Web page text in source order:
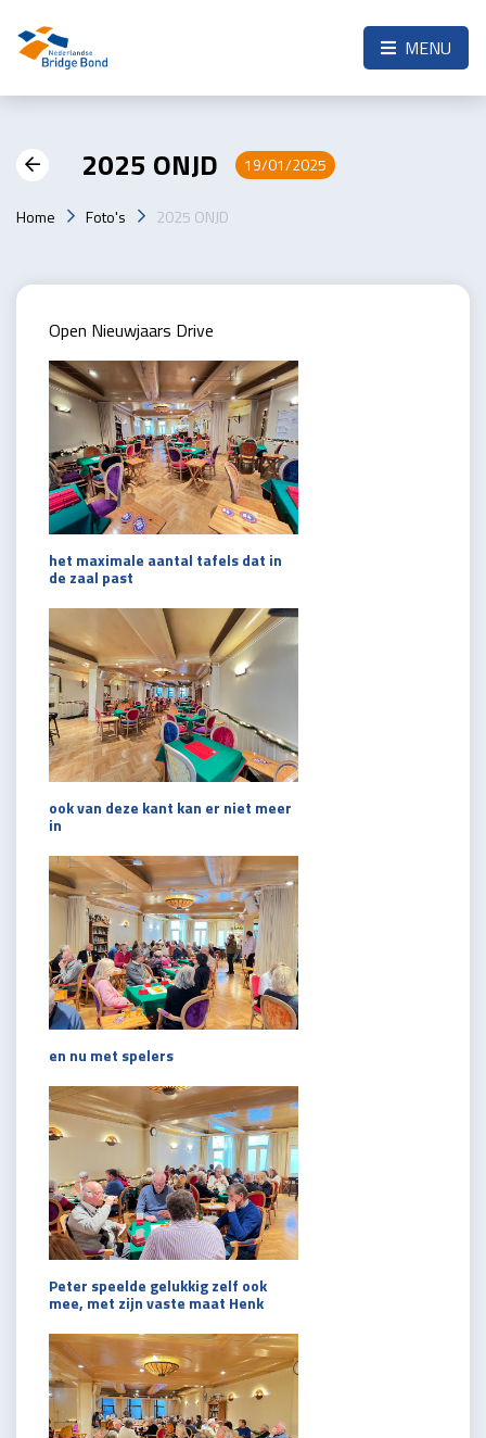
MENU
2025 ONJD 19/01/2025
Home Foto's 2025 ONJD
Open Nieuwjaars Drive
het maximale aantal tafels dat in
de zaal past
ook van deze kant kan er niet meer
in
en nu met spelers
Peter speelde gelukkig zelf ook
mee, met zijn vaste maat Henk